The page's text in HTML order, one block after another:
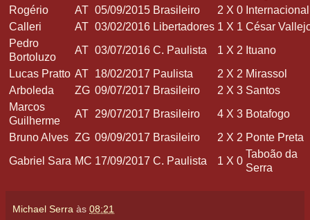
Rogério
AT 05/09/2015 Brasileiro 2 X 0 Internacional
Calleri
AT 03/02/2016 Libertadores 1 X 1 César
Pedro
Bortoluzo
AT 03/07/2016 C. Paulista 1 X 2 Ituano
Lucas Pratto AT 18/02/2017 Paulista 2 X 2 Mirassol
Arboleda
ZG 09/07/2017 Brasileiro 2 X 3 Santos
Marcos
Guilherme
AT 29/07/2017 Brasileiro 4 X 3 Botafogo
Bruno Alves ZG 09/09/2017 Brasileiro 2 X 2 Ponte Preta
Gabriel Sara MC 17/09/2017 C. Paulista 1 X 0
Taboão da
Serra
Michael Serra às 08:21